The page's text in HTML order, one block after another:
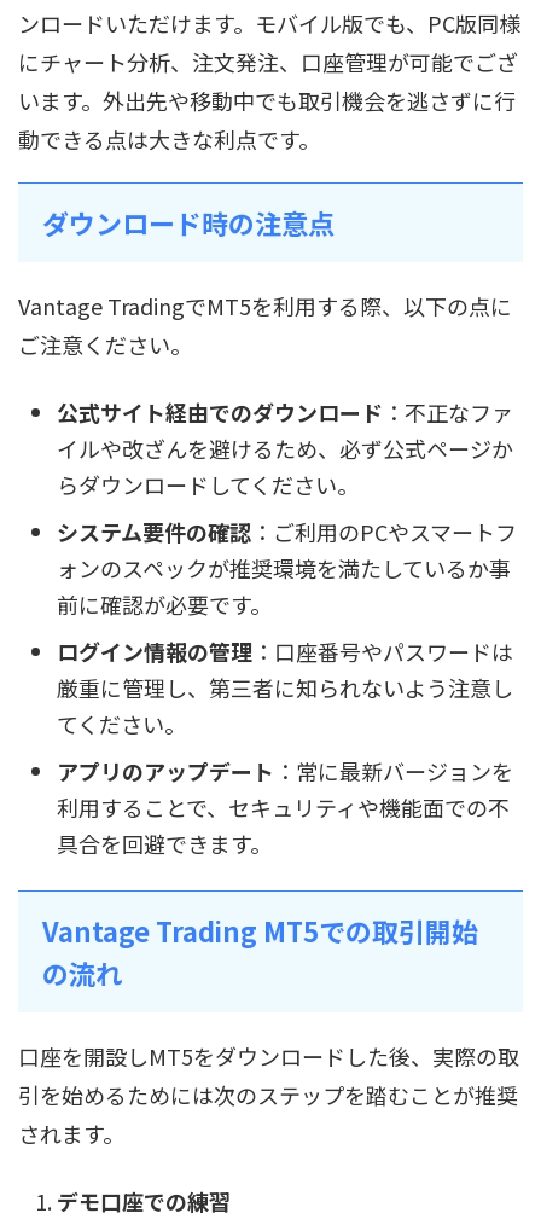
ンロードいただけます。モバイル版でも、PC版同様
にチャート分析、注文発注、口座管理が可能でござ
います。外出先や移動中でも取引機会を逃さずに行
動できる点は大きな利点です。
ダウンロード時の注意点
Vantage TradingでMT5を利用する際、以下の点に
ご注意ください。
公式サイト経由でのダウンロード ：不正なファ
イルや改ざんを避けるため、必ず公式ページか
らダウンロードしてください。
システム要件の確認 ：ご利用のPCやスマートフ
ォンのスペックが推奨環境を満たしているか事
前に確認が必要です。
ログイン情報の管理 ：口座番号やパスワードは
厳重に管理し、第三者に知られないよう注意し
てください。
アプリのアップデート ：常に最新バージョンを
利用することで、セキュリティや機能面での不
具合を回避できます。
Vantage Trading MT5での取引開始
の流れ
口座を開設しMT5をダウンロードした後、実際の取
引を始めるためには次のステップを踏むことが推奨
されます。
デモ口座での練習